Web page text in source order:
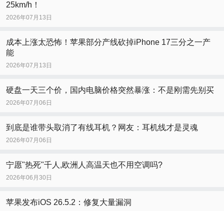
25km/h！
2026年07月13日
成本上涨太恐怖！苹果部分产线砍掉iPhone 17三分之一产
能
2026年07月13日
硬盘一天三个价，国内电脑价格突然暴涨：不是刚需先别买
2026年07月06日
到底是谁带头取消了有线耳机？网友：耳机线才是灵魂
2026年07月06日
宁愿"热死"千人,欧洲人高温天也不用空调吗?
2026年06月30日
苹果发布iOS 26.5.2：修复大量漏洞